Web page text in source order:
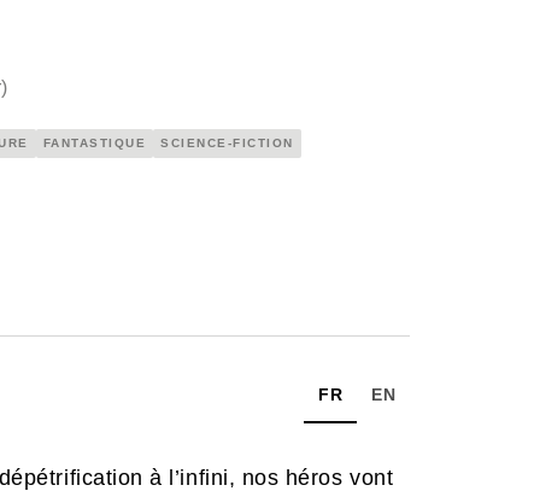
)
FANTASTIQUE SCIENCE-FICTION
FR EN
à l’infini, nos héros vont